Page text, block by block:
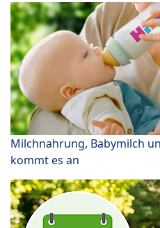
Milchnahrung, Babymilch
kommt es an